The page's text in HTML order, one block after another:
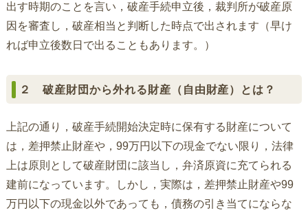
出す時期のことを言い，破産手続申立後，裁判所が破産原
因を審査し，破産相当と判断した時点で出されます（早け
れば申立後数日で出ることもあります。）
２ 破産財団から外れる財産（自由財産）とは？
上記の通り，破産手続開始決定時に保有する財産について
は，差押禁止財産や，99万円以下の現金でない限り，法律
上は原則として破産財団に該当し，弁済原資に充てられる
建前になっています。しかし，実際は，差押禁止財産や99
万円以下の現金以外であっても，債務の引き当てにならな